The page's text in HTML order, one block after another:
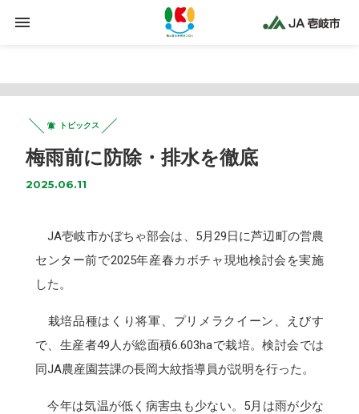
Warning : Trying to access array offset on false in /home/jaiki2021/ja-iki.jp/public_html/wp-
on line425
トピックス
梅雨前に防除・排水を徹底
2025.06.11
JA壱岐市かぼちゃ部会は、5月29日に芦辺町の営農
センター前で2025年産春カボチャ現地検討会を実施
した。
栽培品種はくり将軍、プリメラクイーン、えびす
で、生産者49人が総面積6.603haで栽培。検討会では
同JA農産園芸課の長岡大紋指導員が説明を行った。
今年は気温が低く病害虫も少ない。5月は雨が少な